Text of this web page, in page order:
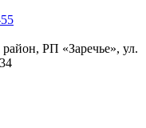
РП «Заречье», ул.